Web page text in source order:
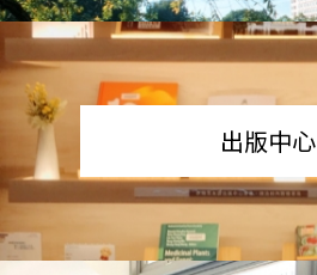
出版中心